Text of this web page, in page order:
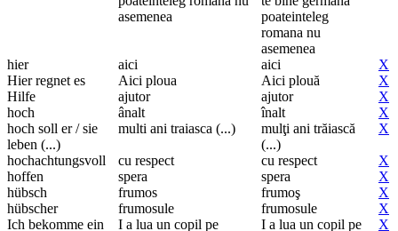
asemenea
poateinteleg
romana nu
asemenea
hier aici aici
X
Hier regnet es
Aici ploua Aici plouă
X
Hilfe
ajutor ajutor
X
hoch
ânalt înalt
X
hoch soll er / sie
leben (...)
multi ani traiasca (...)
mulţi ani trăiască
(...)
X
hochachtungsvoll cu respect cu respect
X
hoffen
spera spera
X
hübsch
frumos frumoş
X
hübscher
frumosule frumosule
X
Ich bekomme ein
I a lua un copil pe I a lua un copil pe X